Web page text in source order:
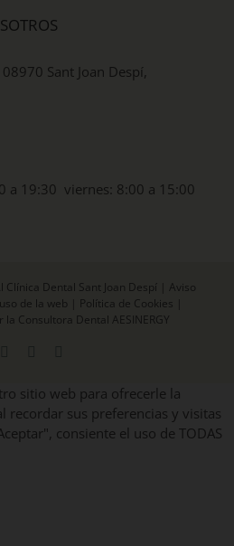
Sant Joan Despí,
a 19:30 viernes: 8:00 a 15:00
Dental Sant Joan Despí | Aviso
de la web Política de Cookies
Consultora Dental AESINERGY
sitio web para ofrecerle la
recordar sus preferencias y visitas
consiente el uso de TODAS